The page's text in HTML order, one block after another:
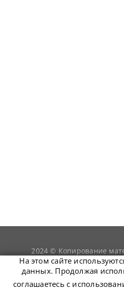
2024 © Копирование
только при условии
На этом сайте
данных. Продолжая
соглашаетесь с